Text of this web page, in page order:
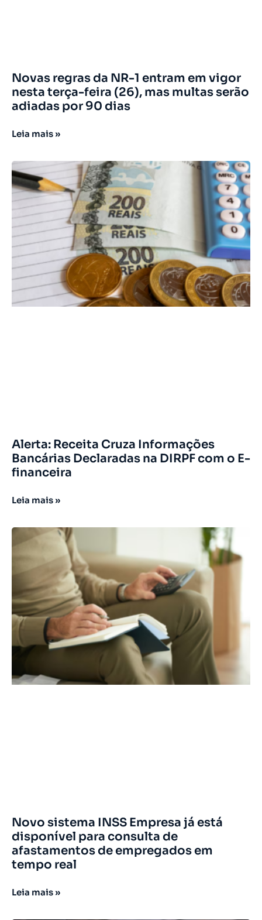
Novas regras da NR-1 entram em vigor
nesta terça-feira (26), mas multas serão
adiadas por 90 dias
Leia mais »
Alerta: Receita Cruza Informações
Bancárias Declaradas na DIRPF com o E-
financeira
Leia mais »
Novo sistema INSS Empresa já está
disponível para consulta de
afastamentos de empregados em
tempo real
Leia mais »